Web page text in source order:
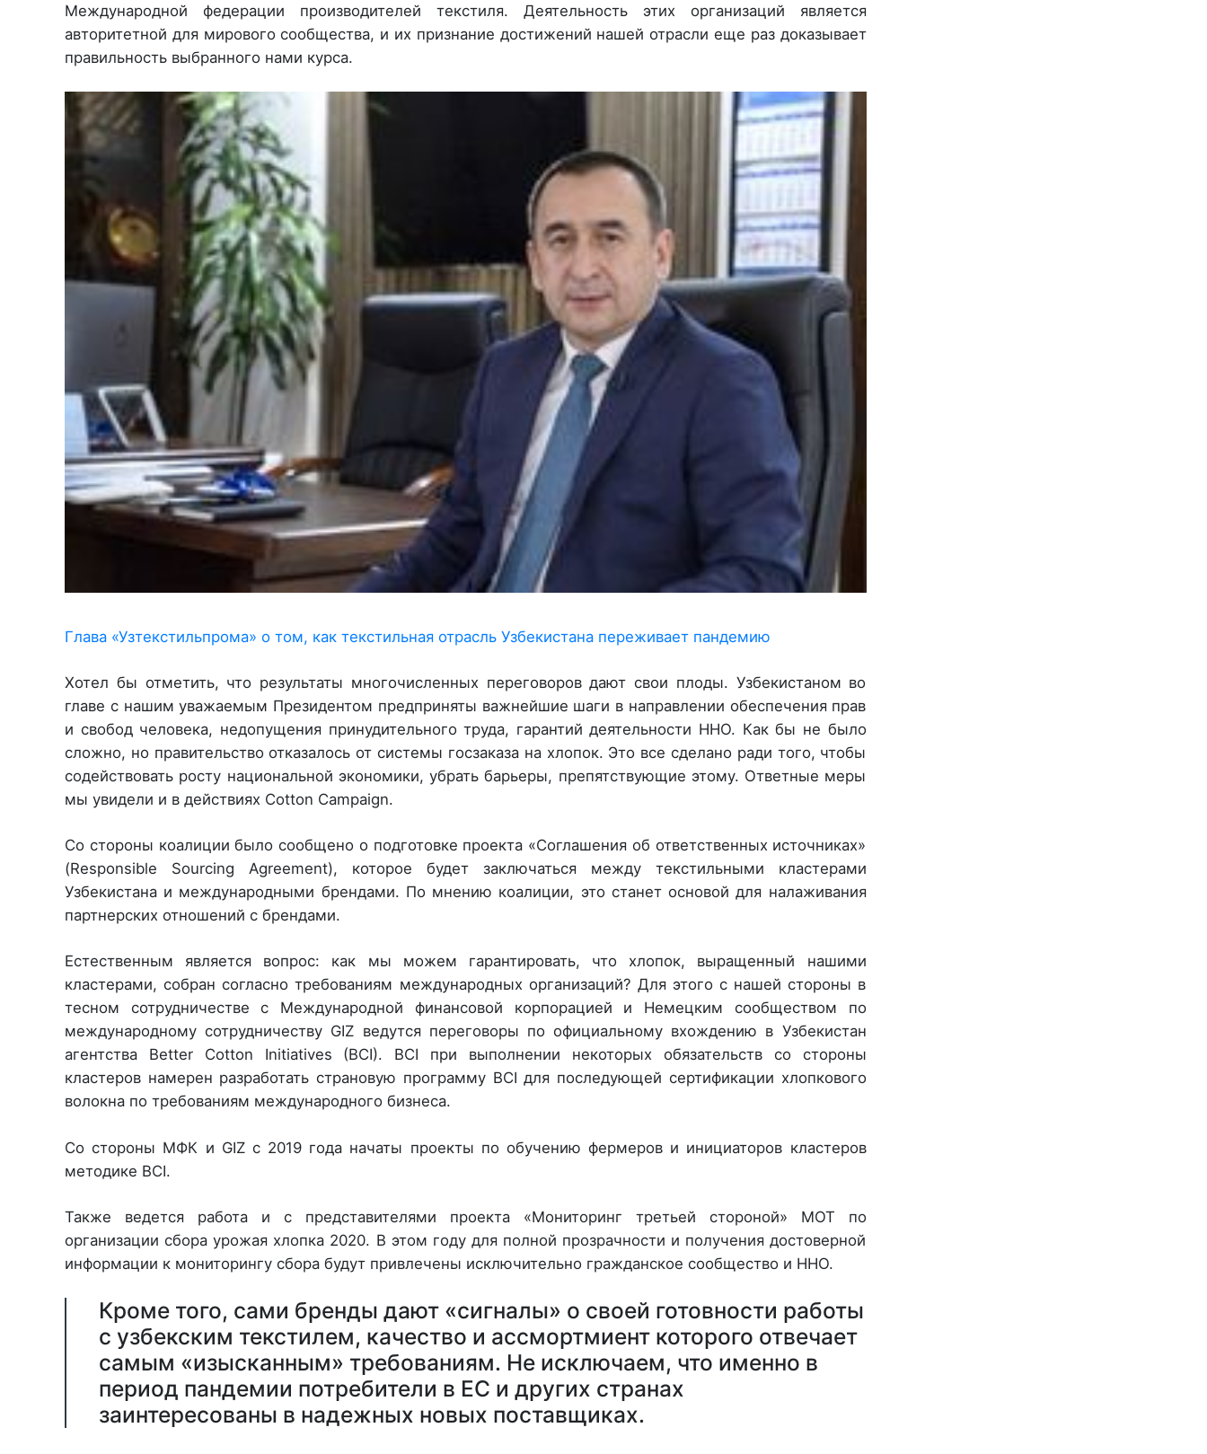
Международной федерации производителей текстиля. Деятельность этих организаций является
авторитетной для мирового сообщества, и их признание достижений нашей отрасли еще раз доказывает
правильность выбранного нами курса.
Глава «Узтекстильпрома» о том, как текстильная отрасль Узбекистана переживает пандемию
Хотел бы отметить, что результаты многочисленных переговоров дают свои плоды. Узбекистаном во
главе с нашим уважаемым Президентом предприняты важнейшие шаги в направлении обеспечения прав
и свобод человека, недопущения принудительного труда, гарантий деятельности ННО. Как бы не было
сложно, но правительство отказалось от системы госзаказа на хлопок. Это все сделано ради того, чтобы
содействовать росту национальной экономики, убрать барьеры, препятствующие этому. Ответные меры
мы увидели и в действиях Cotton Campaign.
Со стороны коалиции было сообщено о подготовке проекта «Соглашения об ответственных источниках»
(Responsible Sourcing Agreement), которое будет заключаться между текстильными кластерами
Узбекистана и международными брендами. По мнению коалиции, это станет основой для налаживания
партнерских отношений с брендами.
Естественным является вопрос: как мы можем гарантировать, что хлопок, выращенный нашими
кластерами, собран согласно требованиям международных организаций? Для этого с нашей стороны в
тесном сотрудничестве с Международной финансовой корпорацией и Немецким сообществом по
международному сотрудничеству GIZ ведутся переговоры по официальному вхождению в Узбекистан
агентства Better Cotton Initiatives (BCI). BCI при выполнении некоторых обязательств со стороны
кластеров намерен разработать страновую программу BCI для последующей сертификации хлопкового
волокна по требованиям международного бизнеса.
Со стороны МФК и GIZ с 2019 года начаты проекты по обучению фермеров и инициаторов кластеров
методике BCI.
Также ведется работа и с представителями проекта «Мониторинг третьей стороной» МОТ по
организации сбора урожая хлопка 2020. В этом году для полной прозрачности и получения достоверной
информации к мониторингу сбора будут привлечены исключительно гражданское сообщество и ННО.
Кроме того, сами бренды дают «сигналы» о своей готовности работы
с узбекским текстилем, качество и ассмортмиент которого отвечает
самым «изысканным» требованиям. Не исключаем, что именно в
период пандемии потребители в ЕС и других странах
заинтересованы в надежных новых поставщиках.